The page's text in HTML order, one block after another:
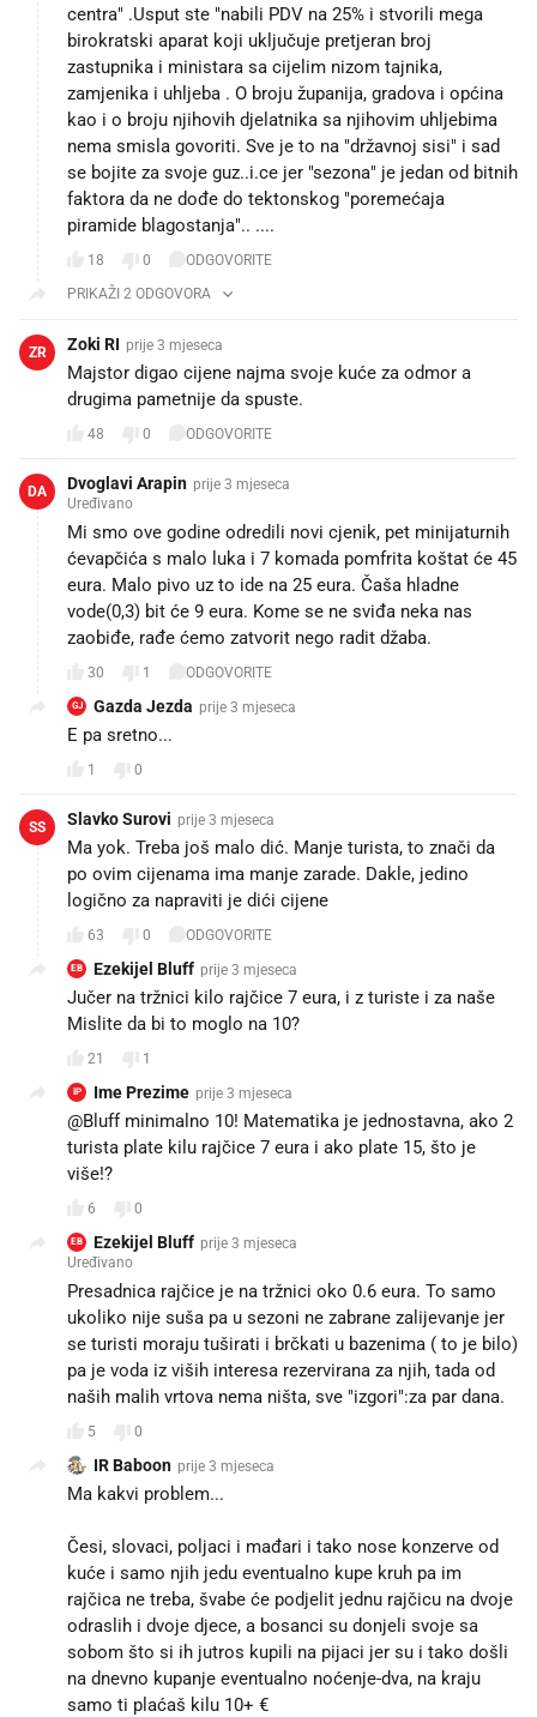
centra" .Usput ste "nabili PDV na 25% i stvorili mega
birokratski aparat koji uključuje pretjeran broj
zastupnika i ministara sa cijelim nizom tajnika,
zamjenika i uhljeba . O broju županija, gradova i općina
kao i o broju njihovih djelatnika sa njihovim uhljebima
nema smisla govoriti. Sve je to na "državnoj sisi" i sad
se bojite za svoje guz..i.ce jer "sezona" je jedan od bitnih
faktora da ne dođe do tektonskog "poremećaja
piramide blagostanja".. ....
18 0
ODGOVORITE
PRIKAŽI 2 ODGOVORA
ZR Zoki RI prije 3 mjeseca
Majstor digao cijene najma svoje kuće za odmor a
drugima pametnije da spuste.
48 0 ODGOVORITE
DA Dvoglavi Arapin prije 3 mjeseca
Uređivano
Mi smo ove godine odredili novi cjenik, pet minijaturnih
ćevapčića s malo luka i 7 komada pomfrita koštat će 45
eura. Malo pivo uz to ide na 25 eura. Čaša hladne
vode(0,3) bit će 9 eura. Kome se ne sviđa neka nas
zaobiđe, rađe ćemo zatvorit nego radit džaba.
30 1 ODGOVORITE
GJ Gazda Jezda prije 3 mjeseca
E pa sretno...
1 0
SS Slavko Surovi prije 3 mjeseca
Ma yok. Treba još malo dić. Manje turista, to znači da
po ovim cijenama ima manje zarade. Dakle, jedino
logično za napraviti je dići cijene ☝
63 0 ODGOVORITE
EB Ezekijel Bluff prije 3 mjeseca
Jučer na tržnici kilo rajčice 7 eura, i z turiste i za naše
Mislite da bi to moglo na 10?
21 1
IP Ime Prezime prije 3 mjeseca
@Bluff minimalno 10! Matematika je jednostavna, ako 2
turista plate kilu rajčice 7 eura i ako plate 15, što je
više!? 🤓
6 0
EB Ezekijel Bluff prije 3 mjeseca
Uređivano
Presadnica rajčice je na tržnici oko 0.6 eura. To samo
ukoliko nije suša pa u sezoni ne zabrane zalijevanje jer
se turisti moraju tuširati i brčkati u bazenima ( to je bilo)
pa je voda iz viših interesa rezervirana za njih, tada od
naših malih vrtova nema ništa, sve "izgori":za par dana.
5 0
IR Baboon prije 3 mjeseca
Ma kakvi problem...
Česi, slovaci, poljaci i mađari i tako nose konzerve od
kuće i samo njih jedu eventualno kupe kruh pa im
rajčica ne treba, švabe će podjelit jednu rajčicu na dvoje
odraslih i dvoje djece, a bosanci su donjeli svoje sa
sobom što si ih jutros kupili na pijaci jer su i tako došli
na dnevno kupanje eventualno noćenje-dva, na kraju
samo ti plaćaš kilu 10+ €